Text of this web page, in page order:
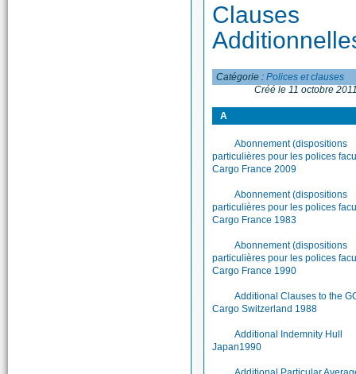
Clauses
Catégorie :Polices et clauses
Créé le 11 octobre
A
Abonnement (dispositions
particulières pour les polices
Cargo France 2009
Abonnement (dispositions
particulières pour les polices
Cargo France 1983
Abonnement (dispositions
particulières pour les polices
Cargo France 1990
Additional Clauses to the
Cargo Switzerland 1988
Additional Indemnity Hull
Japan1990